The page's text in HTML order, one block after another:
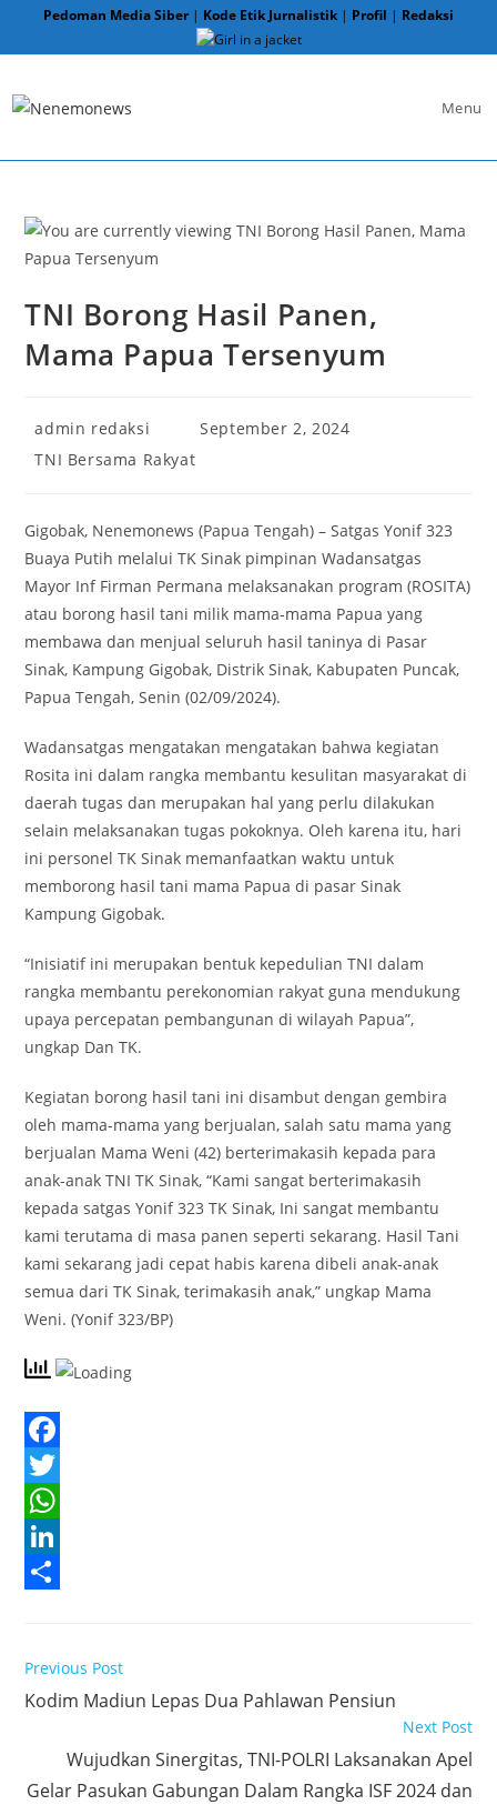
Pedoman Media Siber| Kode Etik Jurnalistik | Profil | Redaksi
Menu
TNI Borong Hasil Panen,
Mama Papua Tersenyum
Post
admin redaksi
Post
September 2, 2024
Post
TNI Bersama Rakyat
Gigobak, Nenemonews (Papua Tengah) – Satgas Yonif 323
Buaya Putih melalui TK Sinak pimpinan Wadansatgas
Mayor Inf Firman Permana melaksanakan program (ROSITA)
atau borong hasil tani milik mama-mama Papua yang
membawa dan menjual seluruh hasil taninya di Pasar
Sinak, Kampung Gigobak, Distrik Sinak, Kabupaten Puncak,
Papua Tengah, Senin (02/09/2024).
Wadansatgas mengatakan mengatakan bahwa kegiatan
Rosita ini dalam rangka membantu kesulitan masyarakat di
daerah tugas dan merupakan hal yang perlu dilakukan
selain melaksanakan tugas pokoknya. Oleh karena itu, hari
ini personel TK Sinak memanfaatkan waktu untuk
memborong hasil tani mama Papua di pasar Sinak
Kampung Gigobak.
“Inisiatif ini merupakan bentuk kepedulian TNI dalam
rangka membantu perekonomian rakyat guna mendukung
upaya percepatan pembangunan di wilayah Papua”,
ungkap Dan TK.
Kegiatan borong hasil tani ini disambut dengan gembira
oleh mama-mama yang berjualan, salah satu mama yang
berjualan Mama Weni (42) berterimakasih kepada para
anak-anak TNI TK Sinak, “Kami sangat berterimakasih
kepada satgas Yonif 323 TK Sinak, Ini sangat membantu
kami terutama di masa panen seperti sekarang. Hasil Tani
kami sekarang jadi cepat habis karena dibeli anak-anak
semua dari TK Sinak, terimakasih anak,” ungkap Mama
Weni. (Yonif 323/BP)
F
a
c
e
o
k
T
w
e
r
W
h
s
A
p
L
k
e
I
a
r
Read
more
articles
Previous Post
Kodim Madiun Lepas Dua Pahlawan Pensiun
Next Post
Wujudkan Sinergitas, TNI-POLRI Laksanakan Apel
Gelar Pasukan Gabungan Dalam Rangka ISF 2024 dan